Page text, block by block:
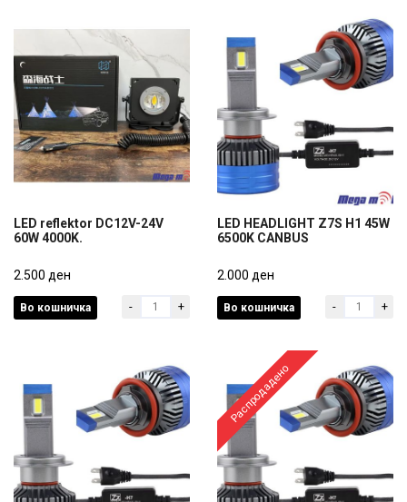
60W 4000K.
2.500 ден
LED reflektor DC12V-24V
60W 4000K.
2.500 ден
Во кошничка - +
6500K CANBUS
2.000 ден
LED HEADLIGHT Z7S H1 45W
6500K CANBUS
2.000 ден
Во кошничка - +
Распродадено